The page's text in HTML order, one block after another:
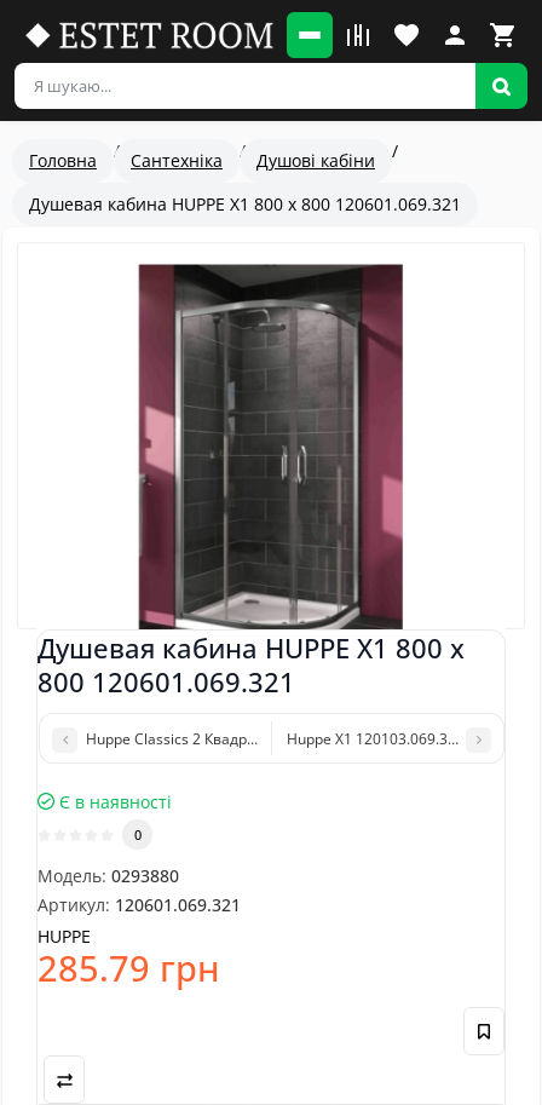
Головна Сантехніка
Душові кабіни
Душевая кабина HUPPE X1 800 х 800 120601.069.321
Популярный
Душевая кабина HUPPE X1 800 х
800 120601.069.321
Huppe Classics 2 Квадратная кабина, 2х-секционная
Huppe X1 120103.069.321
Є в наявності
0
Модель: 0293880
Артикул: 120601.069.321
HUPPE
285.79 грн